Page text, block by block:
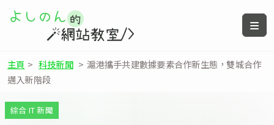
主頁 > 科技新聞 > 滬港攜手共建數據要素合作新生態，雙城合作
邁入新階段
綜合 IT 新聞